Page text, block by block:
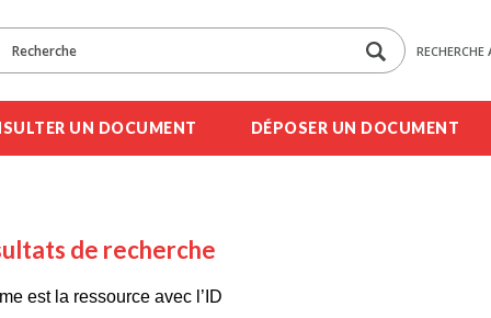
RECHERCHE
UN DOCUMENT DÉPOSER UN DOCUMENT
de recherche
est la ressource avec l’ID